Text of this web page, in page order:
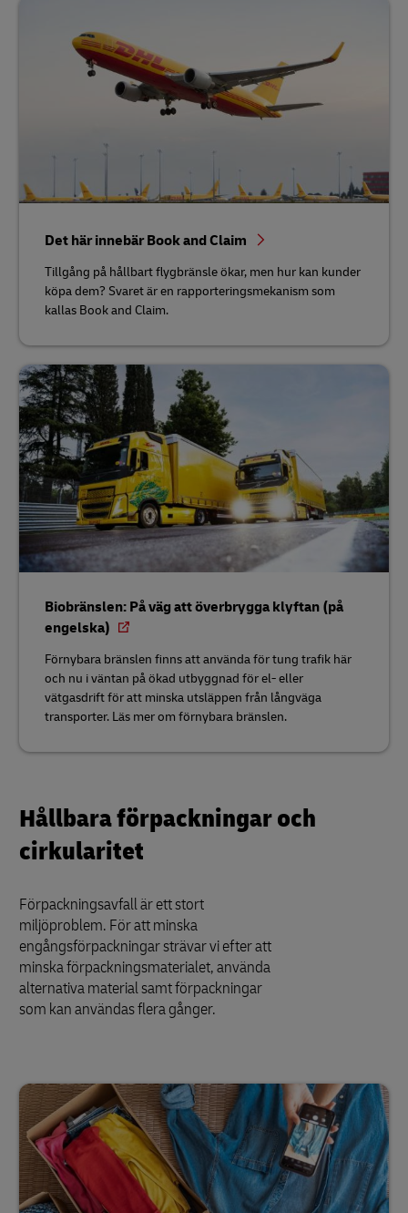
Det här innebär Book and Claim
Tillgång på hållbart flygbränsle ökar, men hur kan kunder
köpa dem? Svaret är en rapporteringsmekanism som
kallas Book and Claim.
Biobränslen: På väg att överbrygga klyftan (på
engelska)
Förnybara bränslen finns att använda för tung trafik här
och nu i väntan på ökad utbyggnad för el- eller
vätgasdrift för att minska utsläppen från långväga
transporter. Läs mer om förnybara bränslen.
Hållbara förpackningar och
cirkularitet
Förpackningsavfall är ett stort
miljöproblem. För att minska
engångsförpackningar strävar vi efter att
minska förpackningsmaterialet, använda
alternativa material samt förpackningar
som kan användas flera gånger.